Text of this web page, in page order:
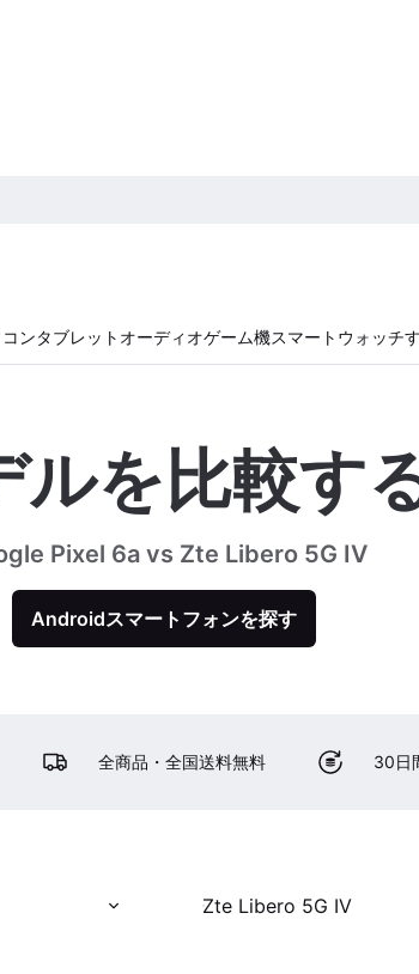
ンタブレット オーディオゲーム機スマートウォッチ
ルを比較す
Pixel 6a vs Zte Libero 5G IV
Androidスマートフォンを探す
全商品・全国送料無料 30日
Zte Libero 5G IV